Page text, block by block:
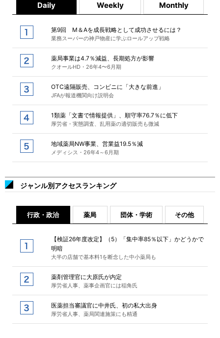
Daily Weekly Monthly
第9回 M＆Aを成長戦略として成功させるには？
業務スーパーの神戸物産に学ぶロールアップ戦略
薬局事業は4.7％減益、長期処方が影響
クオールHD・26年4〜6月期
OTC遠隔販売、コンビニに「大きな前進」
JFAが報道機関向け説明会
1類薬「文書で情報提供」、順守率76.7％に低下
厚労省・実態調査、乱用薬の適切販売も微減
地域薬局NW事業、営業益19.5％減
メディシス・26年4～6月期
ジャンル別アクセスランキング
行政・政治 薬局 団体・学術 その他
【検証26年度改定】（5）「集中率85％以下」かどうかで
明暗
大半の店舗で基本料1を断念した中小薬局も
薬剤管理官に大原氏が内定
厚労省人事、薬事企画官には稲角氏
医薬担当審議官に中井氏、初の私大出身
厚労省人事、薬局関連施策にも精通